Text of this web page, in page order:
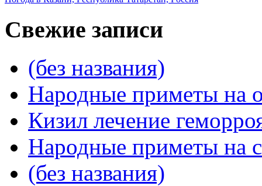
Свежие записи
(без названия)
Народные приметы на
Кизил лечение
Народные приметы на
(без названия)